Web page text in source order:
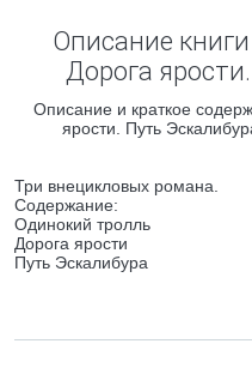
Описание
Дорога
Описание и краткое
ярости. Путь
Три внецикловых романа.
Содержание:
Одинокий тролль
Дорога ярости
Путь Эскалибура